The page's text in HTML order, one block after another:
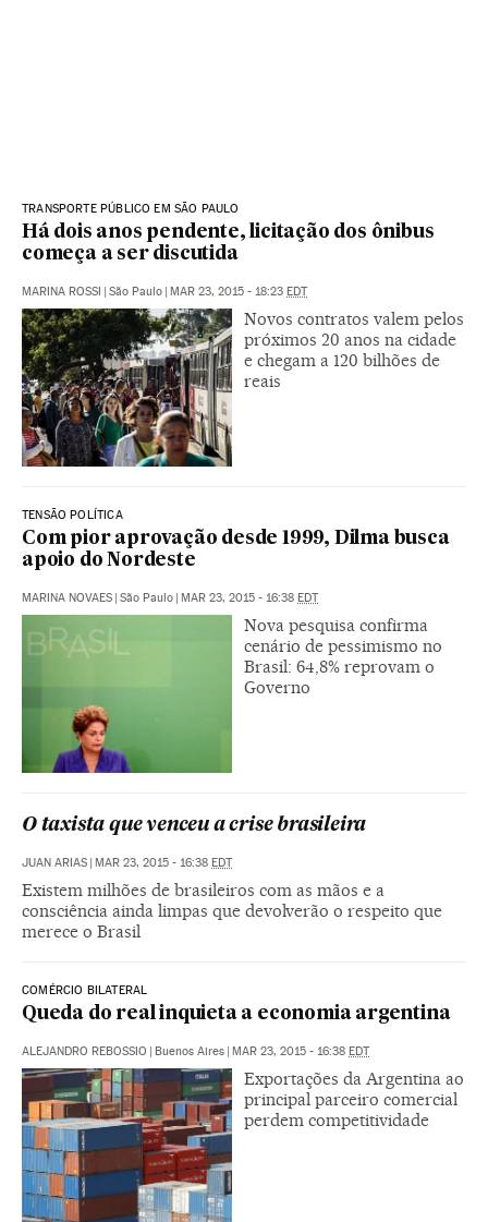
TRANSPORTE PÚBLICO EM SÃO PAULO
Há dois anos pendente, licitação dos ônibus
começa a ser discutida
MARINA ROSSI | São Paulo | MAR 23, 2015 - 18:23 EDT
Novos contratos valem pelos
próximos 20 anos na cidade
e chegam a 120 bilhões de
reais
TENSÃO POLÍTICA
Com pior aprovação desde 1999, Dilma busca
apoio do Nordeste
MARINA NOVAES | São Paulo | MAR 23, 2015 - 16:38 EDT
Nova pesquisa confirma
cenário de pessimismo no
Brasil: 64,8% reprovam o
Governo
O taxista que venceu a crise brasileira
JUAN ARIAS | MAR 23, 2015 - 16:38 EDT
Existem milhões de brasileiros com as mãos e a
consciência ainda limpas que devolverão o respeito que
merece o Brasil
COMÉRCIO BILATERAL
Queda do real inquieta a economia argentina
ALEJANDRO REBOSSIO | Buenos Aires | MAR 23, 2015 - 16:38 EDT
Exportações da Argentina ao
principal parceiro comercial
perdem competitividade